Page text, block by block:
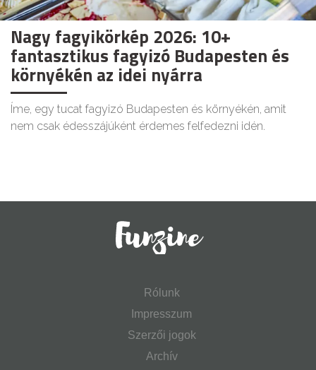
Nagy fagyikörkép 2026: 10+
fantasztikus fagyizó Budapesten és
környékén az idei nyárra
Íme, egy tucat fagyizó Budapesten és környékén, amit
nem csak édesszájúként érdemes felfedezni idén.
Rólunk
Impresszum
Szerzői jogok
Archív